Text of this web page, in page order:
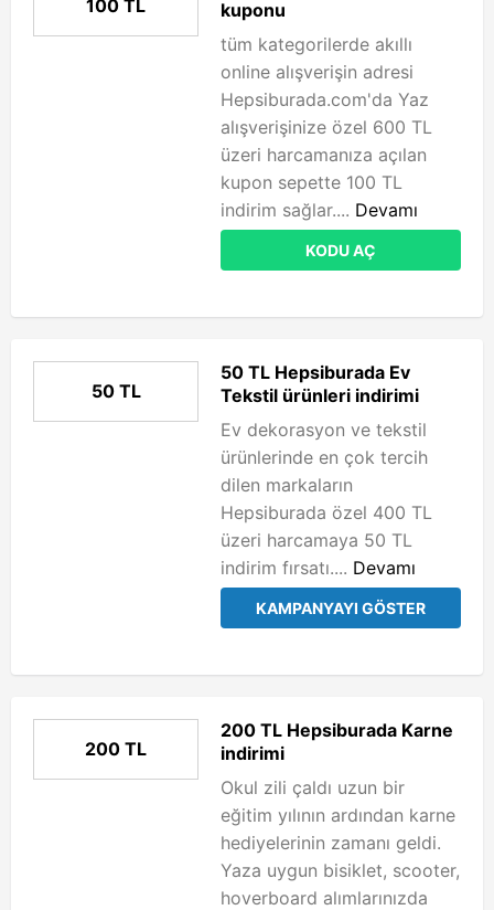
100 TL
kuponu
tüm kategorilerde akıllı
online alışverişin adresi
Hepsiburada.com'da Yaz
alışverişinize özel 600 TL
üzeri harcamanıza açılan
kupon sepette 100 TL
indirim sağlar.... Devamı
KODU AÇ
50 TL
50 TL Hepsiburada Ev
Tekstil ürünleri indirimi
Ev dekorasyon ve tekstil
ürünlerinde en çok tercih
dilen markaların
Hepsiburada özel 400 TL
üzeri harcamaya 50 TL
indirim fırsatı.... Devamı
KAMPANYAYI GÖSTER
200 TL
200 TL Hepsiburada Karne
indirimi
Okul zili çaldı uzun bir
eğitim yılının ardından karne
hediyelerinin zamanı geldi.
Yaza uygun bisiklet, scooter,
hoverboard alımlarınızda